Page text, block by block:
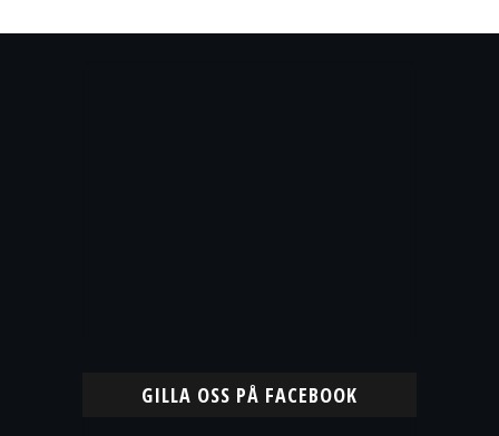
GILLA OSS PÅ FACEBOOK